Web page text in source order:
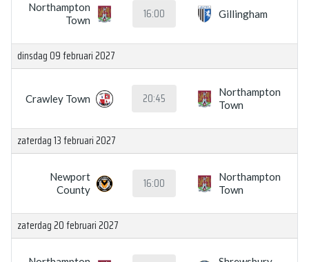
Northampton
Town
16:00 Gillingham
dinsdag 09 februari 2027
Crawley Town 20:45
Northampton
Town
zaterdag 13 februari 2027
Newport
County
16:00
Northampton
Town
zaterdag 20 februari 2027